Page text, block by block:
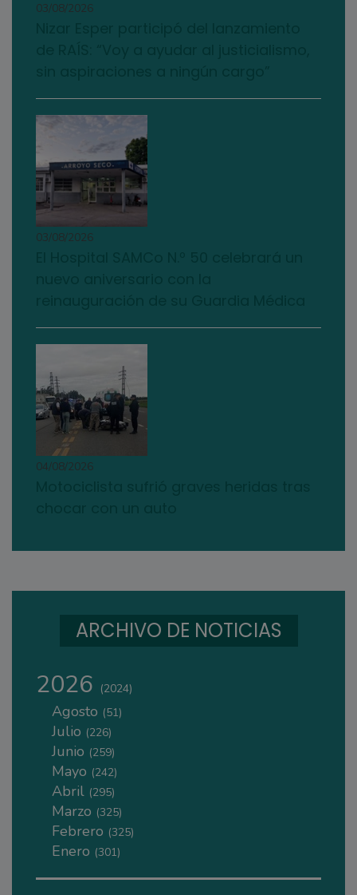
03/08/2026
03/08/2026
04/08/2026
ARCHIVO DE NOTICIAS
2026 (2024)
Agosto (51)
Julio (226)
Junio (259)
Mayo (242)
Abril (295)
Marzo (325)
Febrero (325)
Enero (301)